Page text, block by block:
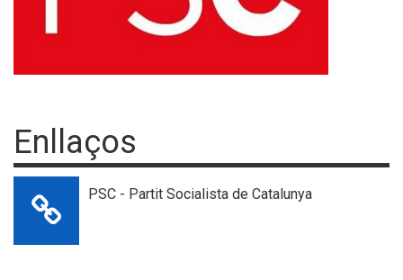
Enllaços
PSC - Partit Socialista de Catalunya